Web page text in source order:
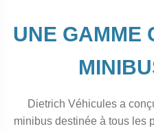
UNE GAMME
Dietrich Véhicules a
minibus destinée à tous les